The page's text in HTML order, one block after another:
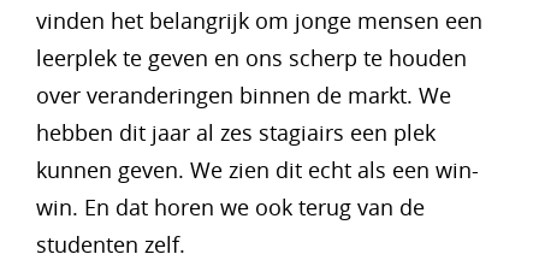
vinden het belangrijk om jonge mensen een
leerplek te geven en ons scherp te houden
over veranderingen binnen de markt. We
hebben dit jaar al zes stagiairs een plek
kunnen geven. We zien dit echt als een win-
win. En dat horen we ook terug van de
studenten zelf.